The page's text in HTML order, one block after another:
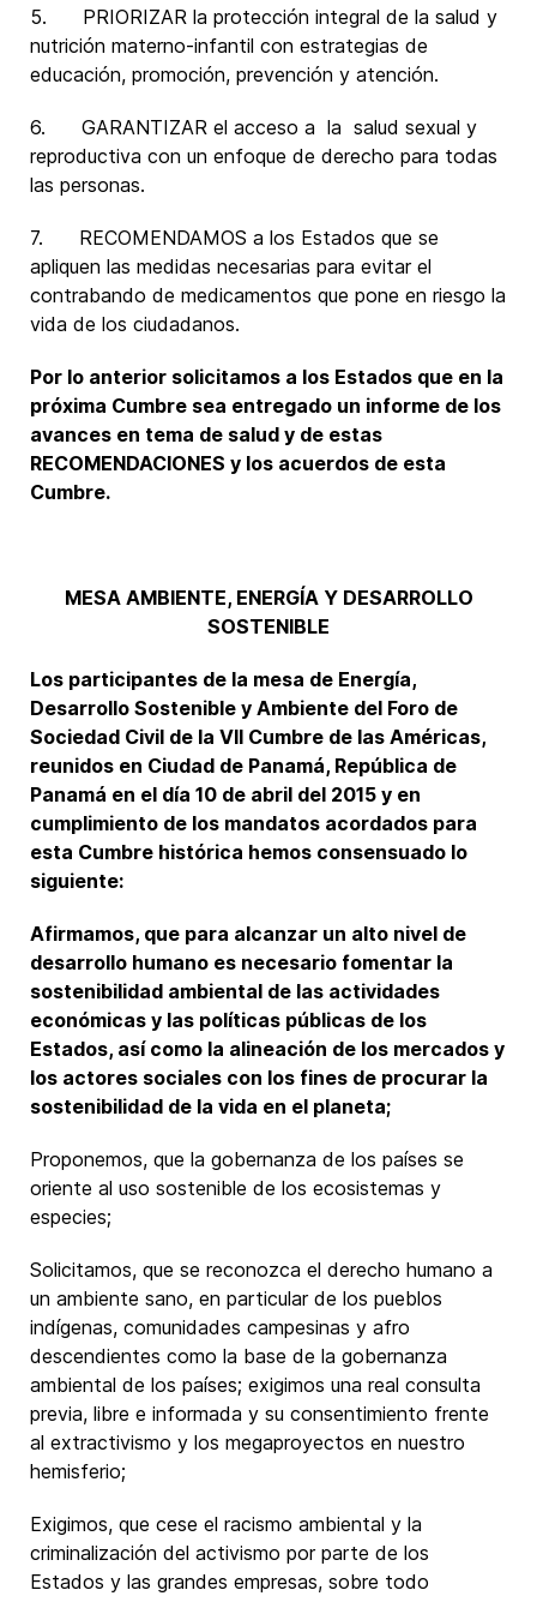
5. PRIORIZAR la protección integral de la salud y
nutrición materno-infantil con estrategias de
educación, promoción, prevención y atención.
6. GARANTIZAR el acceso a la salud sexual y
reproductiva con un enfoque de derecho para todas
las personas.
7. RECOMENDAMOS a los Estados que se
apliquen las medidas necesarias para evitar el
contrabando de medicamentos que pone en riesgo la
vida de los ciudadanos.
Por lo anterior solicitamos a los Estados que en la
próxima Cumbre sea entregado un informe de los
avances en tema de salud y de estas
RECOMENDACIONES y los acuerdos de esta
Cumbre.
MESA AMBIENTE, ENERGÍA Y DESARROLLO
SOSTENIBLE
Los participantes de la mesa de Energía,
Desarrollo Sostenible y Ambiente del Foro de
Sociedad Civil de la VII Cumbre de las Américas,
reunidos en Ciudad de Panamá, República de
Panamá en el día 10 de abril del 2015 y en
cumplimiento de los mandatos acordados para
esta Cumbre histórica hemos consensuado lo
siguiente:
Afirmamos, que para alcanzar un alto nivel de
desarrollo humano es necesario fomentar la
sostenibilidad ambiental de las actividades
económicas y las políticas públicas de los
Estados, así como la alineación de los mercados y
los actores sociales con los fines de procurar la
sostenibilidad de la vida en el planeta;
Proponemos, que la gobernanza de los países se
oriente al uso sostenible de los ecosistemas y
especies;
Solicitamos, que se reconozca el derecho humano a
un ambiente sano, en particular de los pueblos
indígenas, comunidades campesinas y afro
descendientes como la base de la gobernanza
ambiental de los países; exigimos una real consulta
previa, libre e informada y su consentimiento frente
al extractivismo y los megaproyectos en nuestro
hemisferio;
Exigimos, que cese el racismo ambiental y la
criminalización del activismo por parte de los
Estados y las grandes empresas, sobre todo